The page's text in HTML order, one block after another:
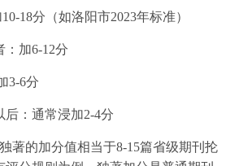
18分（如洛阳市2023年标准）
：加6-12分
3-6分
后：通常浸加2-4分
著的加分值相当于8-15篇省级期刊抡